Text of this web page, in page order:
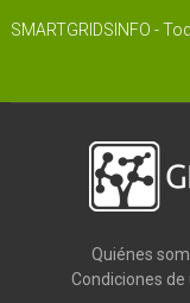
SMARTGRIDSINFO -
Quiénes
Condiciones de